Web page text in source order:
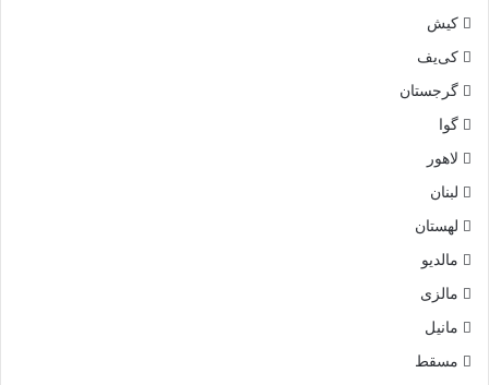
کیش
کی‌یف
گرجستان
گوا
لاهور
لبنان
لهستان
مالدیو
مالزی
مانیل
مسقط